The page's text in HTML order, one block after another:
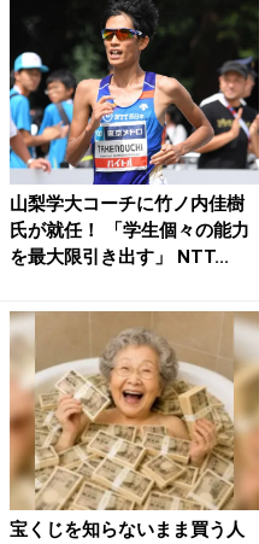
山梨学大コーチに竹ノ内佳樹
氏が就任！ 「学生個々の能力
を最大限引き出す」 NTT...
宝くじを知らないまま買う人